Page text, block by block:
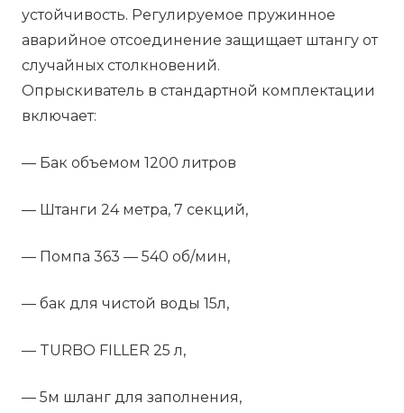
устойчивость. Регулируемое пружинное
аварийное отсоединение защищает штангу от
случайных столкновений.
Опрыскиватель в стандартной комплектации
включает:
— Бак объемом 1200 литров
— Штанги 24 метра, 7 секций,
— Помпа 363 — 540 об/мин,
— бак для чистой воды 15л,
— TURBO FILLER 25 л,
— 5м шланг для заполнения,